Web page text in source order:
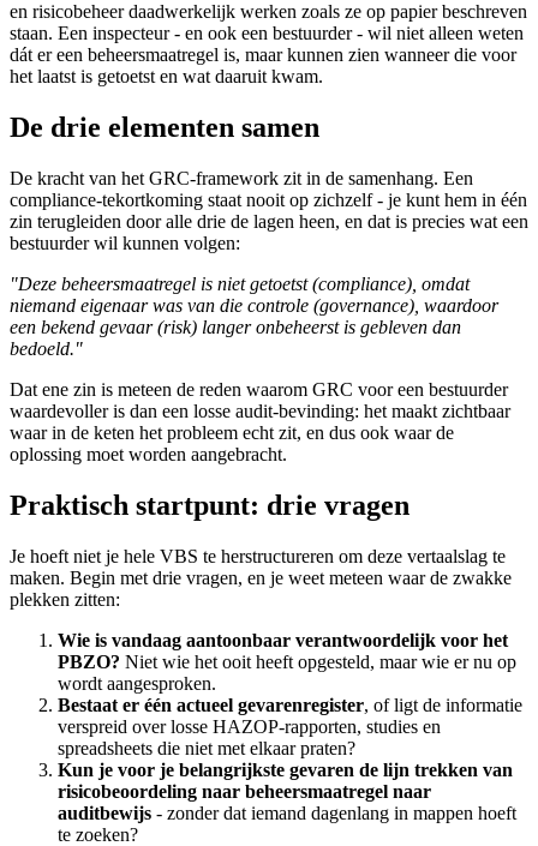
en risicobeheer daadwerkelijk werken zoals ze op papier beschreven
staan. Een inspecteur - en ook een bestuurder - wil niet alleen weten
dát er een beheersmaatregel is, maar kunnen zien wanneer die voor
het laatst is getoetst en wat daaruit kwam.
De drie elementen samen
De kracht van het GRC-framework zit in de samenhang. Een
compliance-tekortkoming staat nooit op zichzelf - je kunt hem in één
zin terugleiden door alle drie de lagen heen, en dat is precies wat een
bestuurder wil kunnen volgen:
"Deze beheersmaatregel is niet getoetst (compliance), omdat
niemand eigenaar was van die controle (governance), waardoor
een bekend gevaar (risk) langer onbeheerst is gebleven dan
bedoeld."
Dat ene zin is meteen de reden waarom GRC voor een bestuurder
waardevoller is dan een losse audit-bevinding: het maakt zichtbaar
waar in de keten het probleem echt zit, en dus ook waar de
oplossing moet worden aangebracht.
Praktisch startpunt: drie vragen
Je hoeft niet je hele VBS te herstructureren om deze vertaalslag te
maken. Begin met drie vragen, en je weet meteen waar de zwakke
plekken zitten:
Wie is vandaag aantoonbaar verantwoordelijk voor het
PBZO? Niet wie het ooit heeft opgesteld, maar wie er nu op
wordt aangesproken.
Bestaat er één actueel gevarenregister, of ligt de informatie
verspreid over losse HAZOP-rapporten, studies en
spreadsheets die niet met elkaar praten?
Kun je voor je belangrijkste gevaren de lijn trekken van
risicobeoordeling naar beheersmaatregel naar
auditbewijs - zonder dat iemand dagenlang in mappen hoeft
te zoeken?